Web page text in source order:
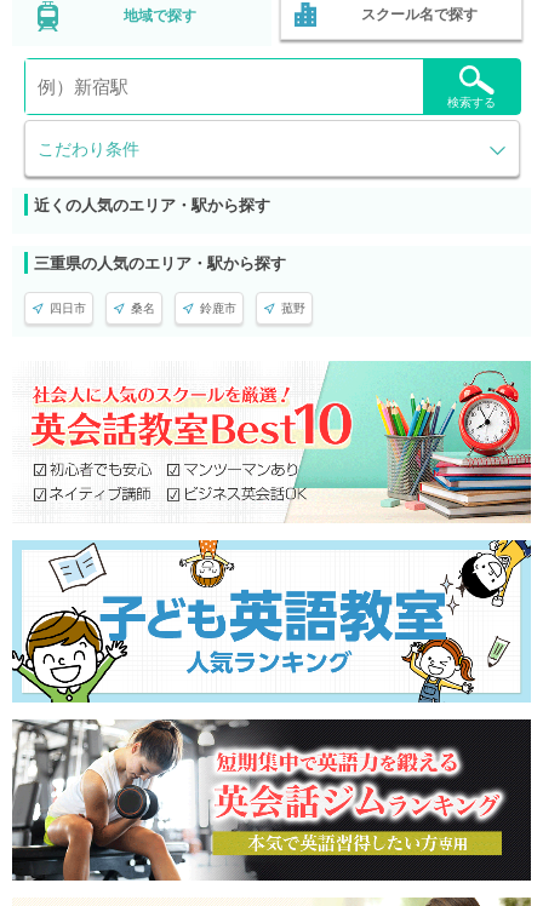
地域で探す スクール名で探す
こだわり条件
検索する
近くの人気のエリア・駅から探す
三重県の人気のエリア・駅から探す
四日市 桑名 鈴鹿市 菰野